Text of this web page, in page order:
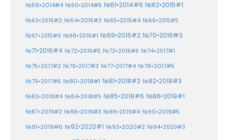
№59•2014#4 №60•2014#5 №61•2014#6 №62•2015#1
№63•2015#2 №64•2015#3 №65•2015#4 №66•2015#5
№67•2015#6 №68•2016#1 №69•2016#2 №70•2016#3
№71•2016#4 №72•2016#5 №73•2016#6 №74•2017#1
№75•2017#2 №76•2017#3 №77•2017#4 №78•2017#5
№79•2017#6 №80•2018#1 №81•2018#2 №82•2018#3
№83•2018#4 №84•2018#5 №85•2018#6 №86•2019#1
№87•2019#2 №88•2019#3 №89•2019#4 №90•2019#5
№91•2019#6 №92•2020#1 №93•2020#2 №94•2020#3